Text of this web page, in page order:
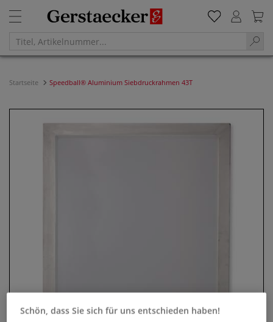
Startseite Speedball® Aluminium Siebdruckrahmen 43T
Schön, dass Sie sich für uns entschieden haben!